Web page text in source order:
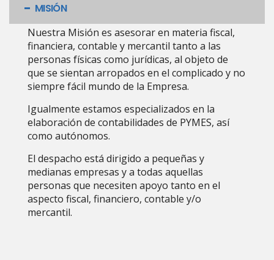
MISIÓN
Nuestra Misión es asesorar en materia fiscal,
financiera, contable y mercantil tanto a las
personas físicas como jurídicas, al objeto de
que se sientan arropados en el complicado y no
siempre fácil mundo de la Empresa.
Igualmente estamos especializados en la
elaboración de contabilidades de PYMES, así
como autónomos.
El despacho está dirigido a pequeñas y
medianas empresas y a todas aquellas
personas que necesiten apoyo tanto en el
aspecto fiscal, financiero, contable y/o
mercantil.